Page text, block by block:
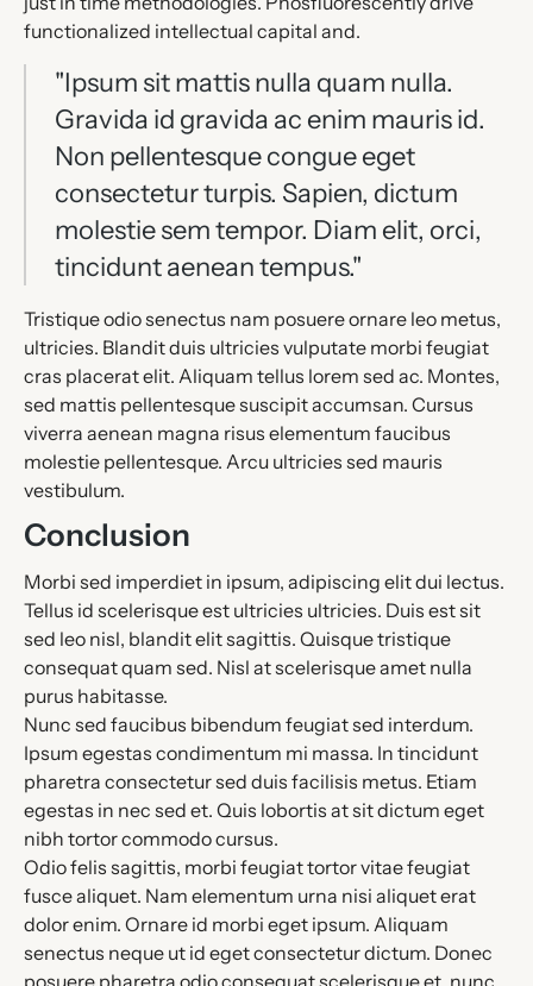
functionalized intellectual capital and.
"Ipsum sit mattis nulla quam nulla.
Gravida id gravida ac enim mauris id.
Non pellentesque congue eget
consectetur turpis. Sapien, dictum
molestie sem tempor. Diam elit, orci,
tincidunt aenean tempus."
Tristique odio senectus nam posuere ornare leo metus,
ultricies. Blandit duis ultricies vulputate morbi feugiat
cras placerat elit. Aliquam tellus lorem sed ac. Montes,
sed mattis pellentesque suscipit accumsan. Cursus
viverra aenean magna risus elementum faucibus
molestie pellentesque. Arcu ultricies sed mauris
vestibulum.
Conclusion
Morbi sed imperdiet in ipsum, adipiscing elit dui lectus.
Tellus id scelerisque est ultricies ultricies. Duis est sit
sed leo nisl, blandit elit sagittis. Quisque tristique
consequat quam sed. Nisl at scelerisque amet nulla
purus habitasse.
Nunc sed faucibus bibendum feugiat sed interdum.
Ipsum egestas condimentum mi massa. In tincidunt
pharetra consectetur sed duis facilisis metus. Etiam
egestas in nec sed et. Quis lobortis at sit dictum eget
nibh tortor commodo cursus.
Odio felis sagittis, morbi feugiat tortor vitae feugiat
fusce aliquet. Nam elementum urna nisi aliquet erat
dolor enim. Ornare id morbi eget ipsum. Aliquam
senectus neque ut id eget consectetur dictum. Donec
posuere pharetra odio consequat scelerisque et, nunc